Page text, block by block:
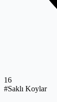
16
#Saklı Koylar